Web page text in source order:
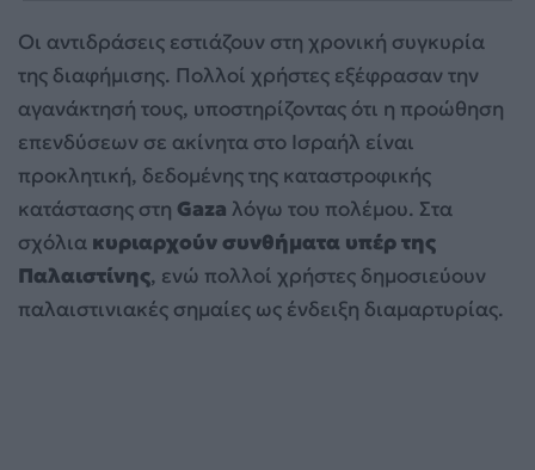
Οι αντιδράσεις εστιάζουν στη χρονική συγκυρία
της διαφήμισης. Πολλοί χρήστες εξέφρασαν την
αγανάκτησή τους, υποστηρίζοντας ότι η προώθηση
επενδύσεων σε ακίνητα στο Ισραήλ είναι
προκλητική, δεδομένης της καταστροφικής
κατάστασης στη Gaza λόγω του πολέμου. Στα
σχόλια κυριαρχούν συνθήματα υπέρ της
Παλαιστίνης, ενώ πολλοί χρήστες δημοσιεύουν
παλαιστινιακές σημαίες ως ένδειξη διαμαρτυρίας.